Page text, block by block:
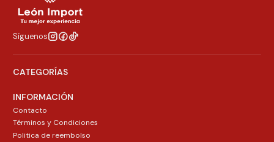
Síguenos
CATEGORÍAS
INFORMACIÓN
Contacto
Términos y Condiciones
Politica de reembolso